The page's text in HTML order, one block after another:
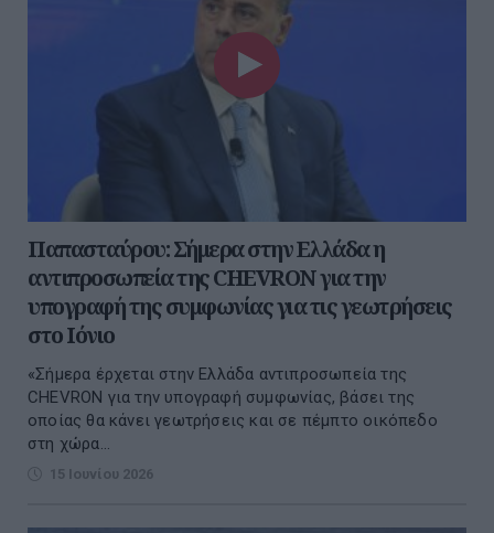
Παπασταύρου: Σήμερα στην Ελλάδα η
αντιπροσωπεία της CHEVRON για την
υπογραφή της συμφωνίας για τις γεωτρήσεις
στο Ιόνιο
«Σήμερα έρχεται στην Ελλάδα αντιπροσωπεία της
CHEVRON για την υπογραφή συμφωνίας, βάσει της
οποίας θα κάνει γεωτρήσεις και σε πέμπτο οικόπεδο
στη χώρα...
15 Ιουνίου 2026